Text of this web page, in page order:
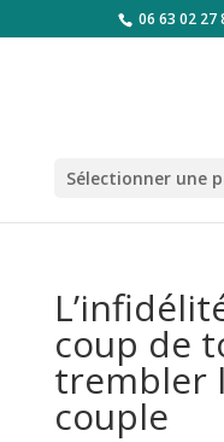
06 63 02 27
Sélectionner une
coup de
trembler
couple